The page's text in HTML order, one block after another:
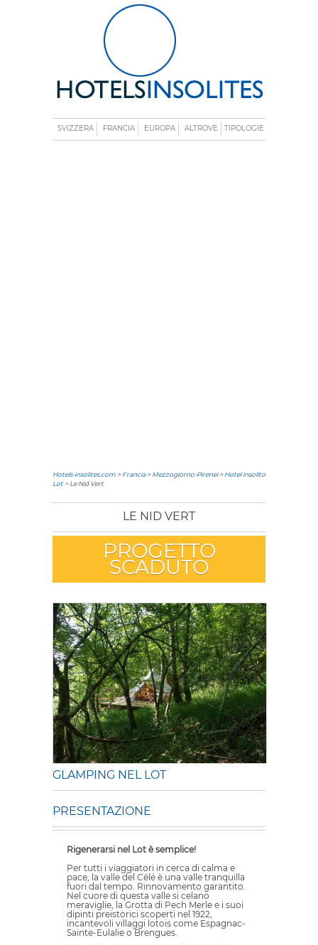
SVIZZERA FRANCIA EUROPA ALTROVE TIPOLOGIE
Hotels-insolites.com >Francia>Mezzogiorno-Pirenei>Hotel insolito
Lot> Le Nid Vert
LE NID VERT
PROGETTO
SCADUTO
GLAMPING NEL LOT
PRESENTAZIONE
Rigenerarsi nel Lot è semplice!
Per tutti i viaggiatori in cerca di calma e
pace, la valle del Célé è una valle tranquilla
fuori dal tempo. Rinnovamento garantito.
Nel cuore di questa valle si celano
meraviglie, la Grotta di Pech Merle e i suoi
dipinti preistorici scoperti nel 1922,
incantevoli villaggi lotois come Espagnac-
Sainte-Eulalie o Brengues.